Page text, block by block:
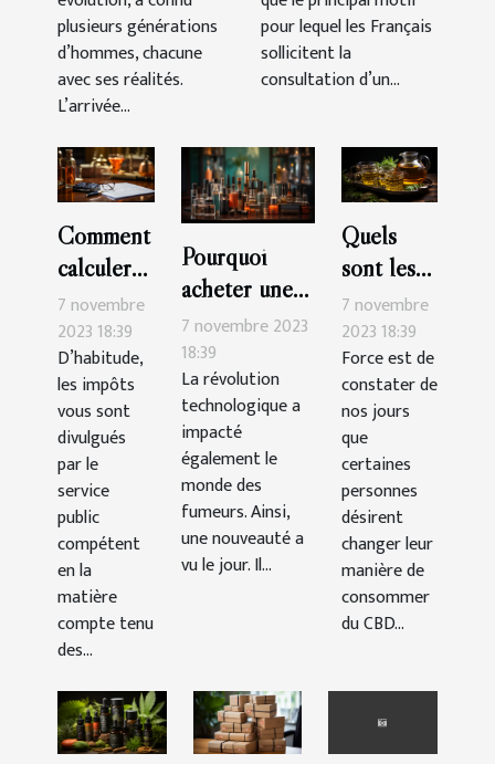
plusieurs générations
d’hommes, chacune
avec ses réalités.
L’arrivée...
pour lequel les Français
sollicitent la
consultation d’un...
Comment
calculer
soi-même
son impôt
en
France ?
7 novembre
2023 18:39
D’habitude,
les impôts
vous sont
divulgués
par le
service
public
compétent
en la
matière
compte tenu
des...
Pourquoi
acheter une
cigarette
électronique ?
7 novembre 2023
18:39
La révolution
technologique a
impacté
également le
monde des
fumeurs. Ainsi,
une nouveauté a
vu le jour. Il...
Quels
sont les
bienfaits
du thé au
CBD ?
7 novembre
2023 18:39
Force est de
constater de
nos jours
que
certaines
personnes
désirent
changer leur
manière de
consommer
du CBD...